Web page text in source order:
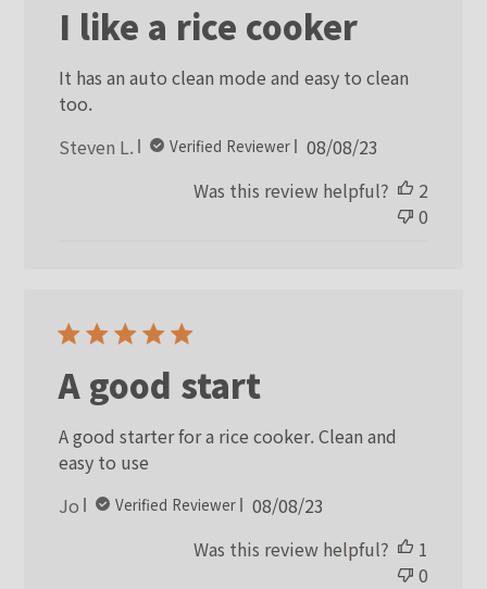
I like a rice cooker
It has an auto clean mode and easy to clean
too.
Steven L.
Verified Reviewer
Published
08/08/23
Was this review helpful?
2
0
A good start
A good starter for a rice cooker. Clean and
easy to use
Jo
Verified Reviewer
Published
08/08/23
Was this review helpful?
1
0